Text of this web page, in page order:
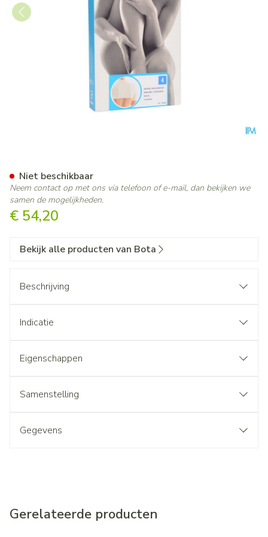
€ 54,20
Niet beschikbaar
Neem contact op met ons via telefoon of e-mail, dan bekijken we
samen de mogelijkheden.
Bekijk alle producten van Bota
Beschrijving
Indicatie
Eigenschappen
Samenstelling
Gegevens
Gerelateerde producten